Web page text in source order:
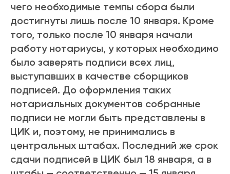
чего необходимые темпы сбора были
достигнуты лишь после 10 января. Кроме
того, только после 10 января начали
работу нотариусы, у которых необходимо
было заверять подписи всех лиц,
выступавших в качестве сборщиков
подписей. До оформления таких
нотариальных документов собранные
подписи не могли быть представлены в
ЦИК и, поэтому, не принимались в
центральных штабах. Последний же срок
сдачи подписей в ЦИК был 18 января, а в